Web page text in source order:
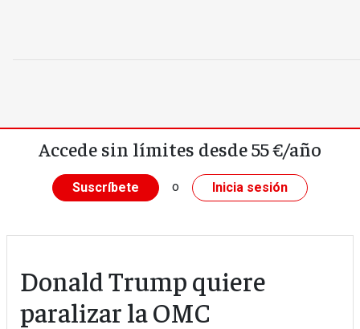
Pasar al contenido principal
Accede sin límites desde 55 €/año
Suscríbete o Inicia sesión
Donald Trump quiere
paralizar la OMC